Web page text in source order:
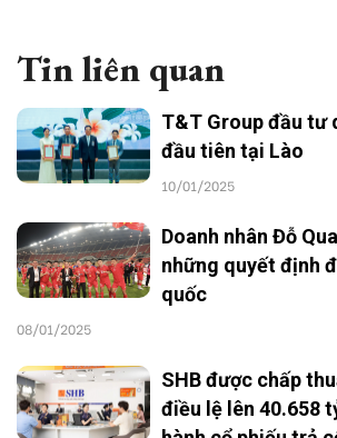
Tin liên quan
T&T Group đầu tư
đầu tiên tại Lào
10/01/2025
Doanh nhân Đỗ
những quyết định
quốc
08/01/2025
SHB được chấp
điều lệ lên 40.658